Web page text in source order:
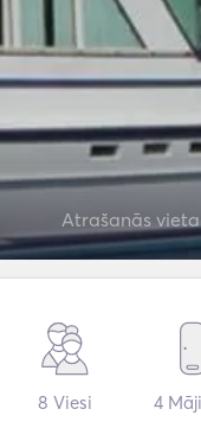
Atrašanās vieta
8 Viesi 4